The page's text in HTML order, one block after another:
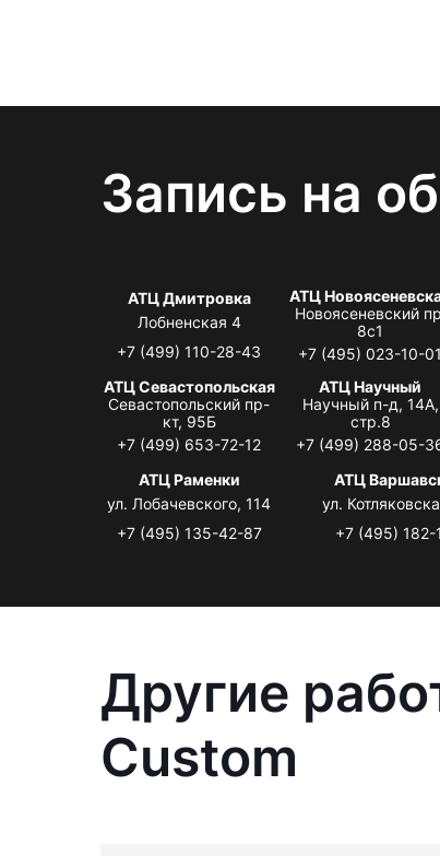
Запись на
АТЦ Дмитровка
Лобненская 4
+7 (499) 110-28-43
АТЦ
Новоясеневский
8с1
+7 (495) 023-10-01
АТЦ Севастопольская
Севастопольский пр-
кт, 95Б
+7 (499) 653-72-12
АТЦ Научный
Научный п-д, 14А,
стр.8
+7 (499) 288-05-
АТЦ Раменки
ул. Лобачевского, 114
+7 (495) 135-42-87
АТЦ
ул.
+7 (495) 182-
Другие
Custom